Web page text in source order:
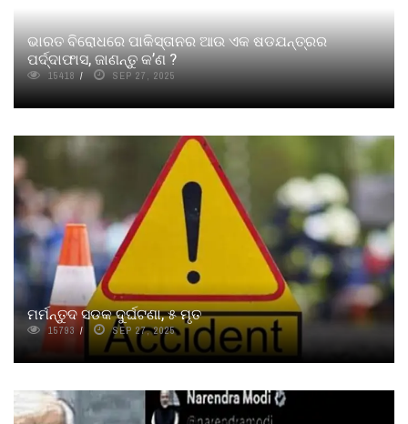
ଭାରତ ବିରୋଧରେ ପାକିସ୍ତାନର ଆଉ ଏକ ଷଡଯନ୍ତ୍ରର
ପର୍ଦ୍ଦାଫାସ, ଜାଣନ୍ତୁ କ’ଣ ?
15418 SEP 27, 2025
ମର୍ମନ୍ତୁଦ ସଡକ ଦୁର୍ଘଟଣା, ୫ ମୃତ
15793 SEP 27, 2025